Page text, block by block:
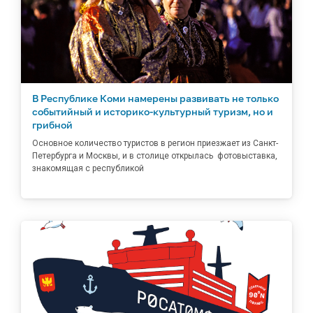
В Республике Коми намерены развивать не только
событийный и историко-культурный туризм, но и
грибной
Основное количество туристов в регион приезжает из Санкт-
Петербурга и Москвы, и в столице открылась фотовыставка,
знакомящая с республикой